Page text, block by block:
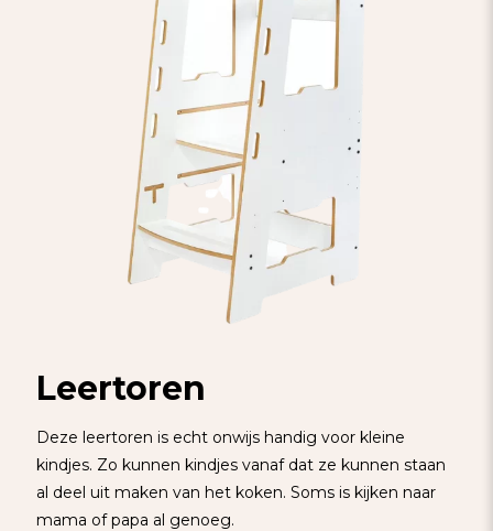
Leertoren
Deze leertoren is echt onwijs handig voor kleine
kindjes. Zo kunnen kindjes vanaf dat ze kunnen staan
al deel uit maken van het koken. Soms is kijken naar
mama of papa al genoeg.